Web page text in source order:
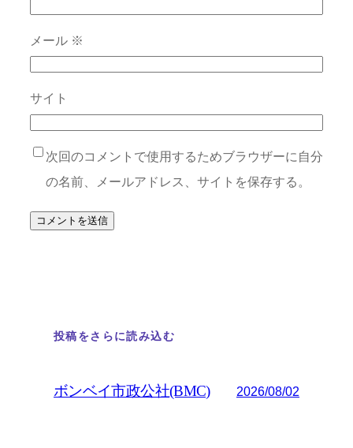
メール ※
サイト
次回のコメントで使用するためブラウザーに自分
の名前、メールアドレス、サイトを保存する。
投稿をさらに読み込む
ボンベイ市政公社(BMC) 2026/08/02